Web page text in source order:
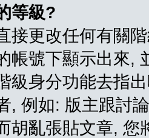
等級?
接更改任何有關
帳號下顯示出來,
級身分功能去指
, 例如: 版主跟討
胡亂張貼文章,